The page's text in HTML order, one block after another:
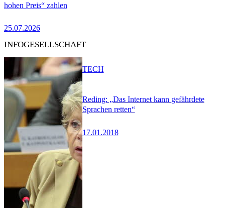
hohen Preis“ zahlen
25.07.2026
INFOGESELLSCHAFT
Reding: „Das Internet kann gefährdete
Sprachen retten“
17.01.2018
TECH